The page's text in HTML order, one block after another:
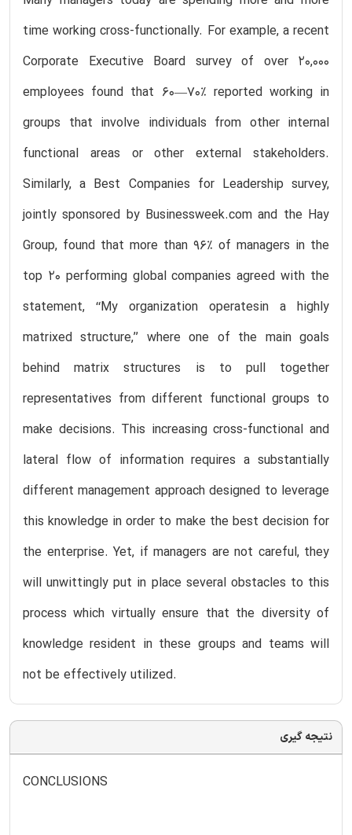
time working cross-functionally. For example, a recent
Corporate Executive Board survey of over 20,000
employees found that 60—70% reported working in
groups that involve individuals from other internal
functional areas or other external stakeholders.
Similarly, a Best Companies for Leadership survey,
jointly sponsored by Businessweek.com and the Hay
Group, found that more than 96% of managers in the
top 20 performing global companies agreed with the
statement, ‘‘My organization operatesin a highly
matrixed structure,’’ where one of the main goals
behind matrix structures is to pull together
representatives from different functional groups to
make decisions. This increasing cross-functional and
lateral flow of information requires a substantially
different management approach designed to leverage
this knowledge in order to make the best decision for
the enterprise. Yet, if managers are not careful, they
will unwittingly put in place several obstacles to this
process which virtually ensure that the diversity of
knowledge resident in these groups and teams will
not be effectively utilized.
نتیجه گیری
CONCLUSIONS